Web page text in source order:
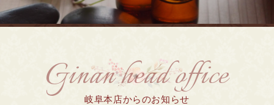
Ginan head office
岐阜本店からのお知らせ